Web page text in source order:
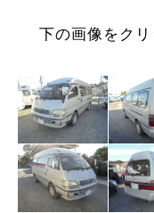
下の画像をクリ